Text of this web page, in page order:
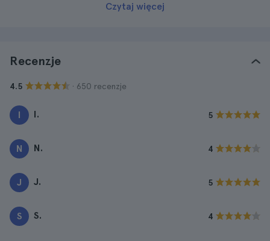
Czytaj więcej
Recenzje
4.5 · 650 recenzje
I I. 5
N N. 4
J J. 5
S S. 4